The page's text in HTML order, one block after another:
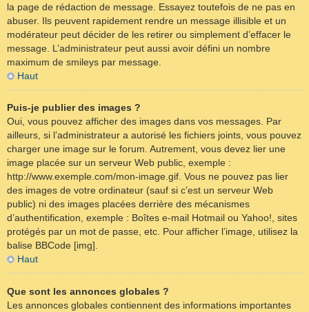
la page de rédaction de message. Essayez toutefois de ne pas en
abuser. Ils peuvent rapidement rendre un message illisible et un
modérateur peut décider de les retirer ou simplement d’effacer le
message. L’administrateur peut aussi avoir défini un nombre
maximum de smileys par message.
Haut
Puis-je publier des images ?
Oui, vous pouvez afficher des images dans vos messages. Par
ailleurs, si l’administrateur a autorisé les fichiers joints, vous pouvez
charger une image sur le forum. Autrement, vous devez lier une
image placée sur un serveur Web public, exemple :
http://www.exemple.com/mon-image.gif. Vous ne pouvez pas lier
des images de votre ordinateur (sauf si c’est un serveur Web
public) ni des images placées derrière des mécanismes
d’authentification, exemple : Boîtes e-mail Hotmail ou Yahoo!, sites
protégés par un mot de passe, etc. Pour afficher l’image, utilisez la
balise BBCode [img].
Haut
Que sont les annonces globales ?
Les annonces globales contiennent des informations importantes